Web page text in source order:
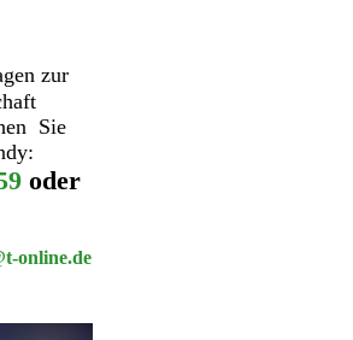
zur
Sie
oder
online.de